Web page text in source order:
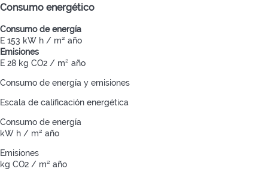
Consumo energético
Consumo de energía
E 153 kW h / m² año
Emisiones
E 28 kg CO2 / m² año
Consumo de energía y emisiones
Escala de calificación energética
Consumo de energía
kW h / m² año
Emisiones
kg CO2 / m² año